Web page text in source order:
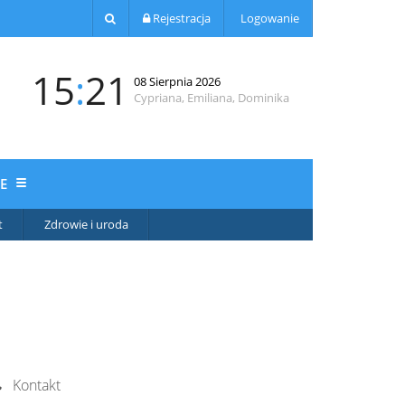
Rejestracja Logowanie
15:21
08 Sierpnia 2026
Cypriana, Emiliana, Dominika
Zdrowie i uroda
Kontakt